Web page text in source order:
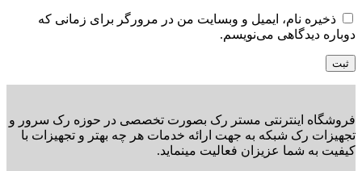
ذخیره نام، ایمیل و وبسایت من در مرورگر برای زمانی که
دوباره دیدگاهی می‌نویسم.
فروشگاه اینترنتی مستر رک بصورت تخصصی در حوزه رک سرور و
تجهیزات رک شبکه به جهت ارائه خدمات هر چه بهتر و تجهیزات با
کیفیت به شما عزیزان فعالیت مینماید.